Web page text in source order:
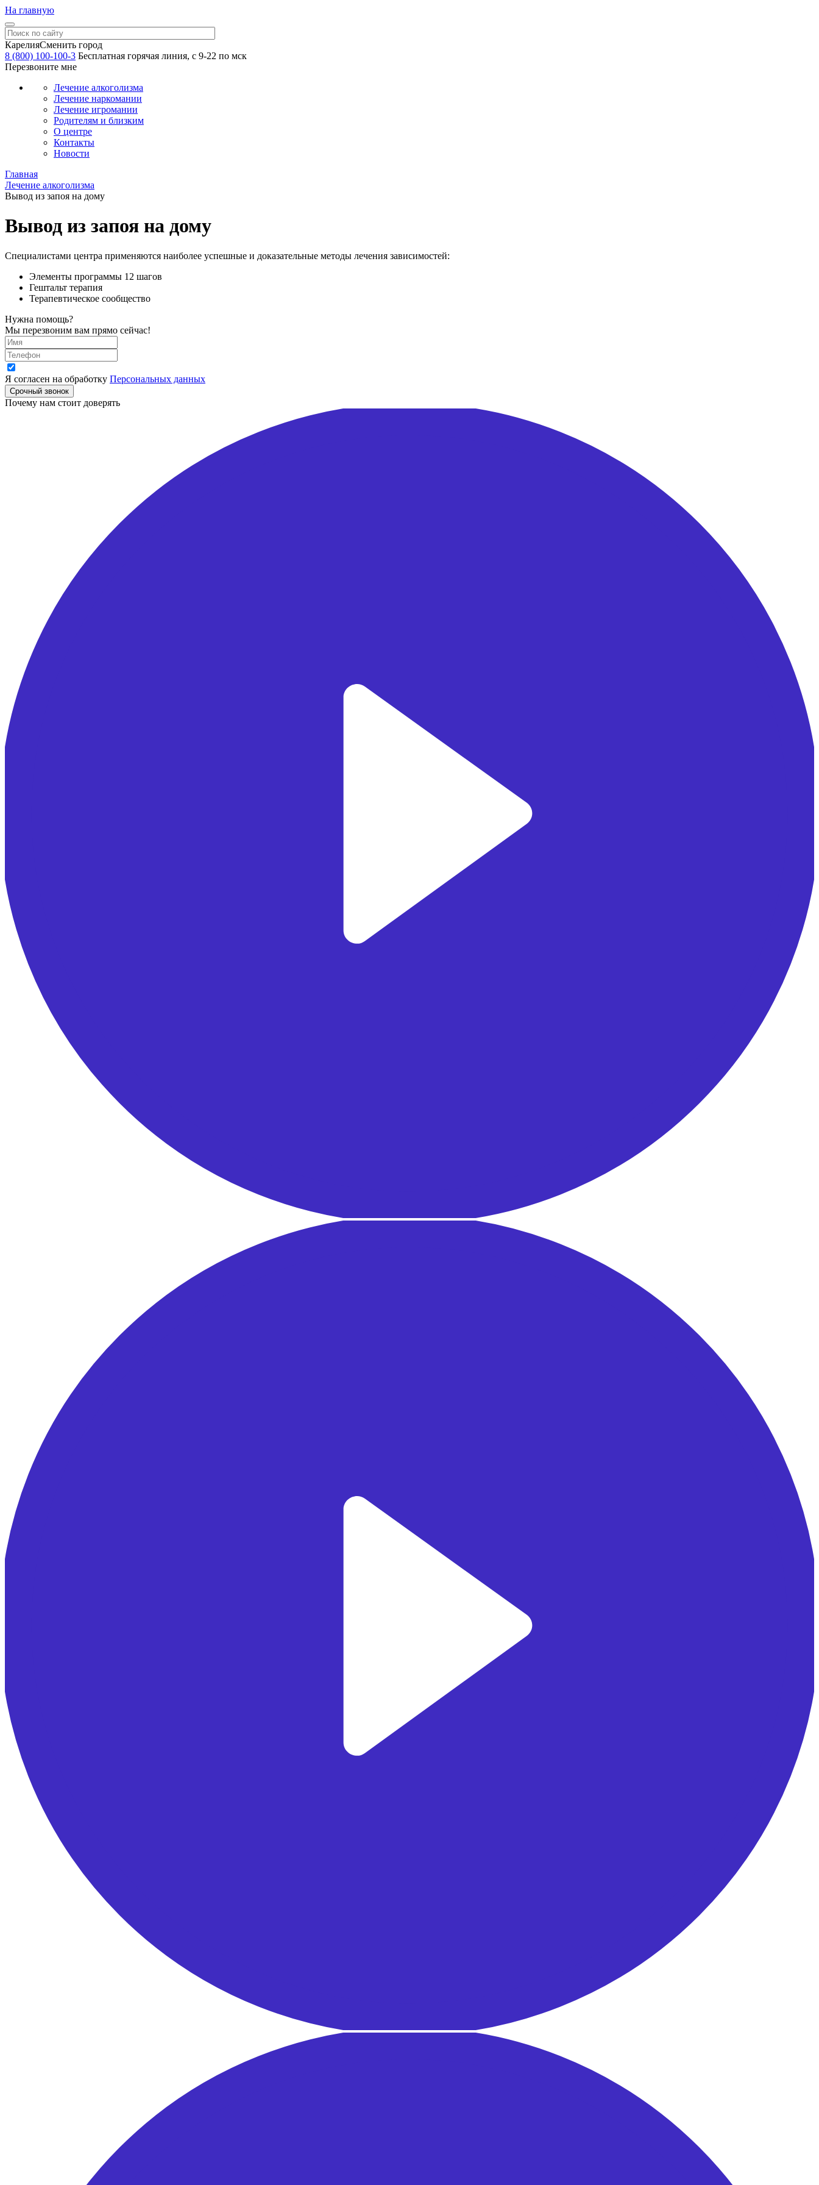
На главную
КарелияСменить город
8 (800) 100-100-3 Бесплатная горячая линия, с 9-22 по мск
Перезвоните мне
Лечение алкоголизма
Лечение наркомании
Лечение игромании
Родителям и близким
О центре
Контакты
Новости
Главная
Лечение алкоголизма
Вывод из запоя на дому
Вывод из запоя на дому
Специалистами центра применяются наиболее успешные и доказательные методы лечения зависимостей:
Элементы программы 12 шагов
Гештальт терапия
Терапевтическое сообщество
Нужна помощь?
Мы перезвоним вам прямо сейчас!
Я согласен на обработку Персональных данных
Срочный звонок
Почему нам стоит доверять